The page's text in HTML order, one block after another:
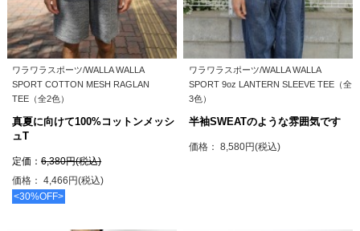
ワラワラスポーツ/WALLA WALLA
SPORT COTTON MESH RAGLAN
TEE（全2色）
真夏に向けて100%コットンメッシ
ュT
定価：6,380円(税込)
価格： 4,466円(税込)
<30%OFF>
ワラワラスポーツ/WALLA WALLA
SPORT 9oz LANTERN SLEEVE TEE（全
3色）
半袖SWEATのような雰囲気です
価格： 8,580円(税込)